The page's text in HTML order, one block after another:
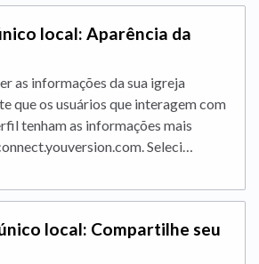
local: Aparência da
as informações da sua igreja
que os usuários que interagem com
tenham as informações mais
Seleci…
local: Compartilhe seu